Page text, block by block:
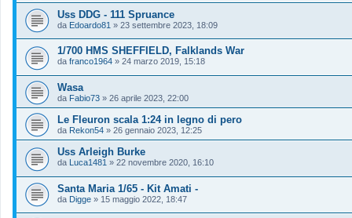
Uss DDG - 111 Spruance
da Edoardo81 » 23 settembre 2023, 18:09
1/700 HMS SHEFFIELD, Falklands War
da franco1964 » 24 marzo 2019, 15:18
Wasa
da Fabio73 » 26 aprile 2023, 22:00
Le Fleuron scala 1:24 in legno di pero
da Rekon54 » 26 gennaio 2023, 12:25
Uss Arleigh Burke
da Luca1481 » 22 novembre 2020, 16:10
Santa Maria 1/65 - Kit Amati -
da Digge » 15 maggio 2022, 18:47